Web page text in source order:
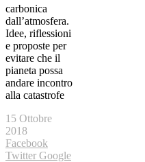
carbonica
dall’atmosfera.
Idee, riflessioni
e proposte per
evitare che il
pianeta possa
andare incontro
alla catastrofe
15 Ottobre
2018
Facebook
Twitter Google